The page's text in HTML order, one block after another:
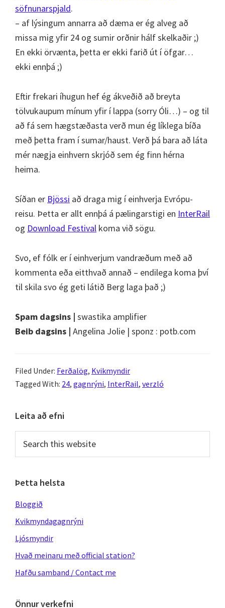
söfnunarspjald.
– af lýsingum annarra að dæma er ég alveg að
missa mig yfir 24 og sumir orðnir hálf skelkaðir ;)
En ekki örvænta, þetta er ekki farið út í öfgar…
ekki ennþá ;)
Eftir frekari íhugun hef ég ákveðið að breyta
tölvukaupum mínum yfir í lappa (sorry Óli…) – og til
að fá sem hægstæðasta verð mun ég líklega bíða
með þetta fram í sumar/haust. Verð þá bara að láta
mér nægja einhvern skrjóð sem ég finn hérna
heima.
Síðan er Bjössi að draga mig í einhverja Evrópu-
reisu. Þetta er allt ennþá á pælingarstigi en InterRail
og Download Festival koma við sögu.
Svo, ef fólk er í einhverjum vandræðum með að
kommenta eða eitthvað annað – endilega koma því
til skila svo ég geti látið Berg laga það ;)
Spam dagsins | swastika amplifier
Beib dagsins | Angelina Jolie | sponz : potb.com
Filed Under: Ferðalög, Kvikmyndir
Tagged With: 24, gagnrýni, InterRail, verzló
Primary
Sidebar
Leita að efni
this
Þetta helsta
Bloggið
Kvikmyndagagnrýni
Ljósmyndir
Hvað meinaru með official station?
Hafðu samband / Contact me
Önnur verkefni